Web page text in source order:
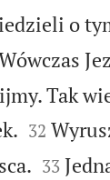
o
Tak

32

33